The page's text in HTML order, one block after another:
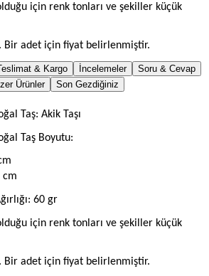
için renk tonları ve şekiller küçük
Bir adet için fiyat belirlenmiştir.
& Kargo İncelemeler
Soru & Cevap
Ürünler Son Gezdiğiniz
Taş: Akik Taşı
Taş Boyutu:
cm
60 gr
için renk tonları ve şekiller küçük
Bir adet için fiyat belirlenmiştir.